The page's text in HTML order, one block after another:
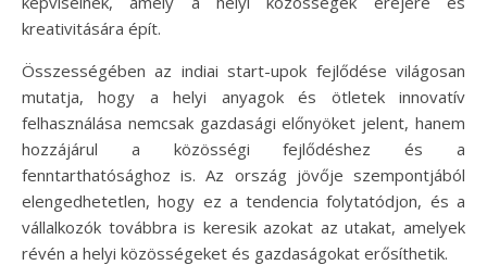
kreativitására épít.
Összességében az indiai start-upok fejlődése világosan
mutatja, hogy a helyi anyagok és ötletek innovatív
felhasználása nemcsak gazdasági előnyöket jelent, hanem
hozzájárul a közösségi fejlődéshez és a
fenntarthatósághoz is. Az ország jövője szempontjából
elengedhetetlen, hogy ez a tendencia folytatódjon, és a
vállalkozók továbbra is keresik azokat az utakat, amelyek
révén a helyi közösségeket és gazdaságokat erősíthetik.